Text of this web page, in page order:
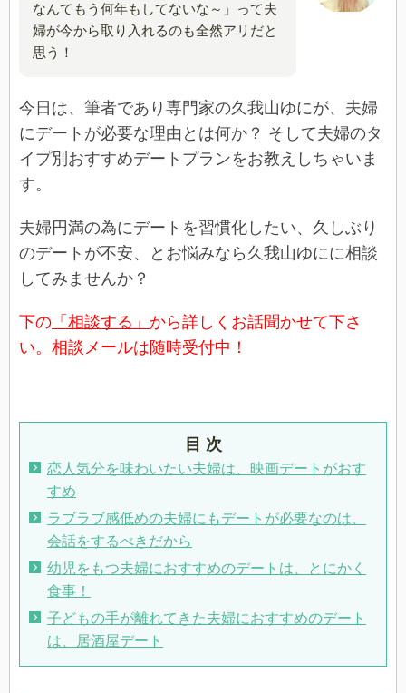
なんてもう何年もしてないな～」って夫
婦が今から取り入れるのも全然アリだと
思う！
今日は、筆者であり専門家の久我山ゆにが、夫婦
にデートが必要な理由とは何か？ そして夫婦のタ
イプ別おすすめデートプランをお教えしちゃいま
す。
夫婦円満の為にデートを習慣化したい、久しぶり
のデートが不安、とお悩みなら久我山ゆにに相談
してみませんか？
下の 「相談する」 から詳しくお話聞かせて下さ
い。相談メールは随時受付中！
目 次
恋人気分を味わいたい夫婦は、映画デートがおす
すめ
ラブラブ感低めの夫婦にもデートが必要なのは、
会話をするべきだから
幼児をもつ夫婦におすすめのデートは、とにかく
食事！
子どもの手が離れてきた夫婦におすすめのデート
は、居酒屋デート